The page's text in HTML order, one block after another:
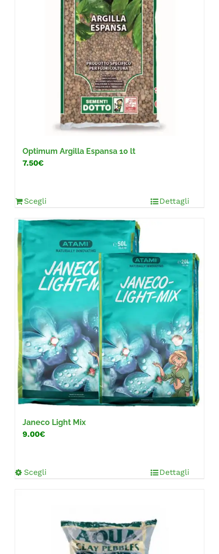
Optimum Argilla Espansa 10 lt
7.50€
Scegli Dettagli
Janeco Light Mix
9.00€
Scegli Dettagli